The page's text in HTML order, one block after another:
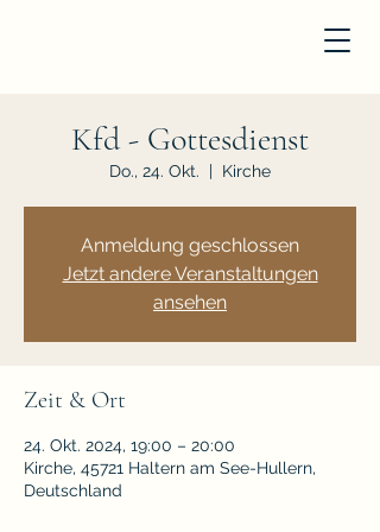
Kfd - Gottesdienst
Do., 24. Okt.
  |
Kirche
Anmeldung geschlossen
Jetzt andere Veranstaltungen
ansehen
Zeit & Ort
24. Okt. 2024, 19:00 – 20:00
Kirche, 45721 Haltern am See-Hullern,
Deutschland